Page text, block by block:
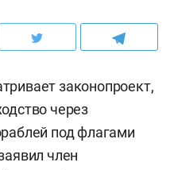
законопроект,
через
под флагами
член